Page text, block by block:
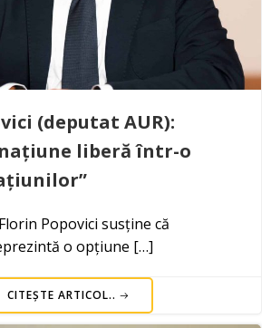
(deputat AUR):
liberă într-o
Popovici susține că
o opțiune […]
CITEȘTE ARTICOL..